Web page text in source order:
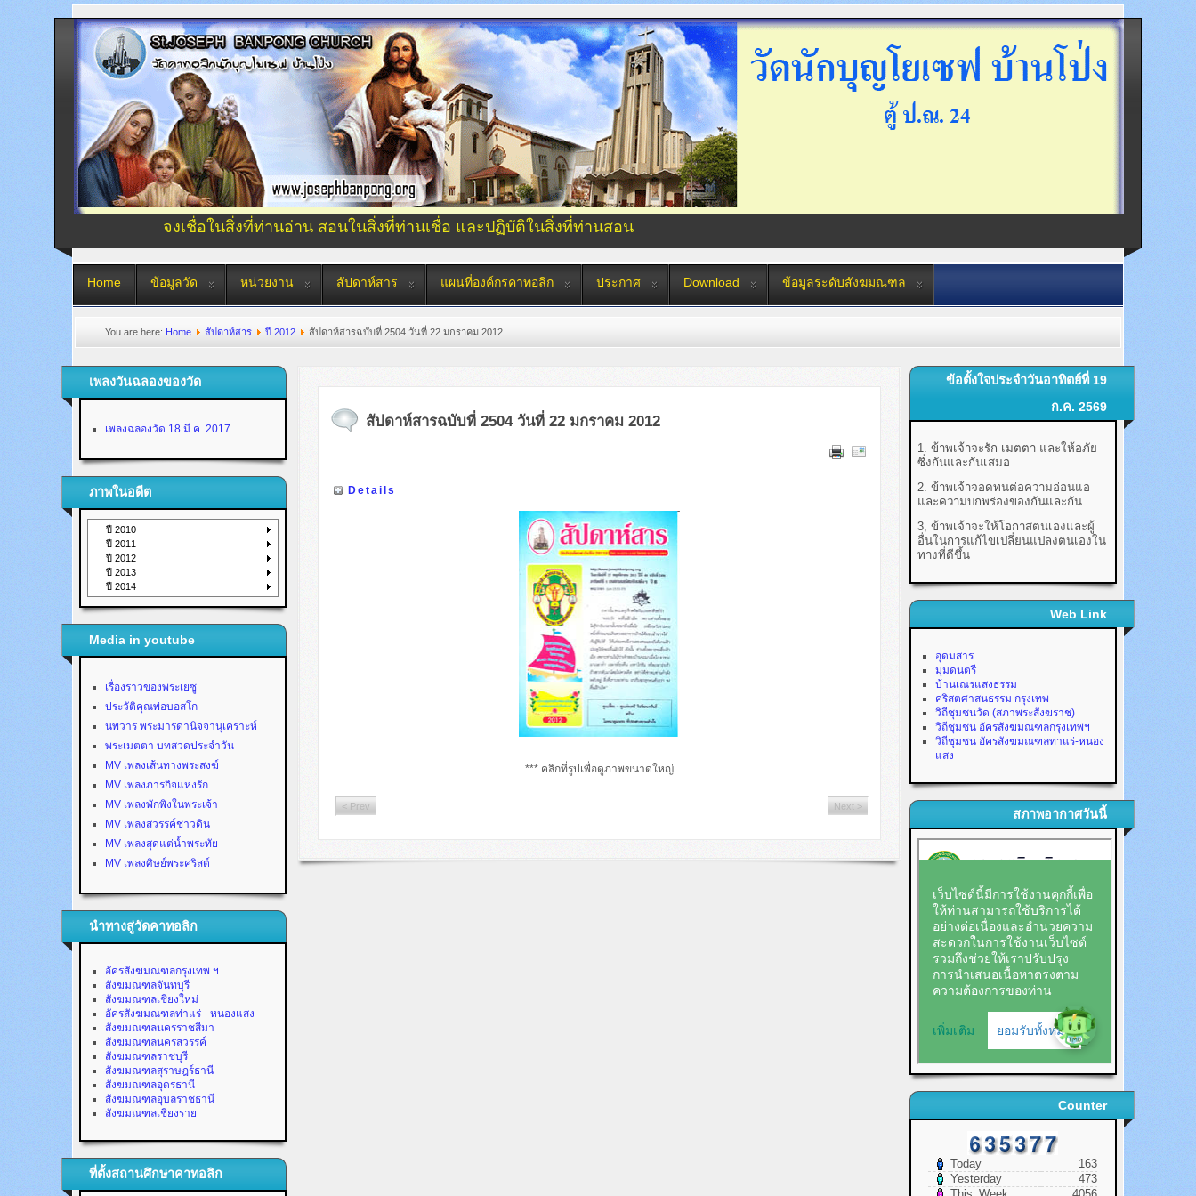
จงเชื่อในสิ่งที่ท่านอ่าน สอนในสิ่งที่ท่านเชื่อ และปฏิบัติในสิ่งที่ท่านสอน
Home ข้อมูลวัด หน่วยงาน สัปดาห์สาร แผนที่องค์กรคาทอลิก ประกาศ Download ข้อมูลระดับสังฆมณฑล
You are here:Home สัปดาห์สาร ปี 2012 สัปดาห์สารฉบับที่ 2504 วันที่ 22 มกราคม 2012
เพลงวันฉลองของวัด
เพลงฉลองวัด 18 มี.ค. 2017
ภาพในอดีต
ปี 2010
ปี 2011
ปี 2012
ปี 2013
ปี 2014
Media in youtube
เรื่องราวของพระเยซู
ประวัติคุณพ่อบอสโก
นพวาร พระมารดานิจจานุเคราะห์
พระเมตตา บทสวดประจำวัน
MV เพลงเส้นทางพระสงฆ์
MV เพลงภารกิจแห่งรัก
MV เพลงพักพิงในพระเจ้า
MV เพลงสวรรค์ชาวดิน
MV เพลงสุดแต่น้ำพระทัย
MV เพลงศิษย์พระคริสต์
นำทางสู่วัดคาทอลิก
อัครสังฆมณฑลกรุงเทพ ฯ
สังฆมณฑลจันทบุรี
สังฆมณฑลเชียงใหม่
อัครสังฆมณฑลท่าแร่ - หนองแสง
สังฆมณฑลนครราชสีมา
สังฆมณฑลนครสวรรค์
สังฆมณฑลราชบุรี
สังฆมณฑลสุราษฎร์ธานี
สังฆมณฑลอุดรธานี
สังฆมณฑลอุบลราชธานี
สังฆมณฑลเชียงราย
ที่ตั้งสถานศึกษาคาทอลิก
สัปดาห์สารฉบับที่ 2504 วันที่ 22 มกราคม 2012
Details
*** คลิกที่รูปเพื่อดูภาพขนาดใหญ่
< Prev Next >
ข้อตั้งใจประจำวันอาทิตย์ที่ 19
ก.ค. 2569
1. ข้าพเจ้าจะรัก เมตตา และให้อภัย
ซึ่งกันและกันเสมอ
2. ข้าพเจ้าจอดทนต่อความอ่อนแอ
และความบกพร่องของกันและกัน
3, ข้าพเจ้าจะให้โอกาสตนเองและผู้
อื่นในการแก้ไขเปลี่ยนแปลงตนเองใน
ทางที่ดีขึ้น
Web Link
อุดมสาร
มุมดนตรี
บ้านเณรแสงธรรม
คริสตศาสนธรรม กรุงเทพ
วิถีชุมชนวัด (สภาพระสังฆราช)
วิถีชุมชน อัครสังฆมณฑลกรุงเทพฯ
วิถีชุมชน อัครสังฆมณฑลท่าแร่-หนอง
แสง
สภาพอากาศวันนี้
Counter
Today
163
Yesterday
473